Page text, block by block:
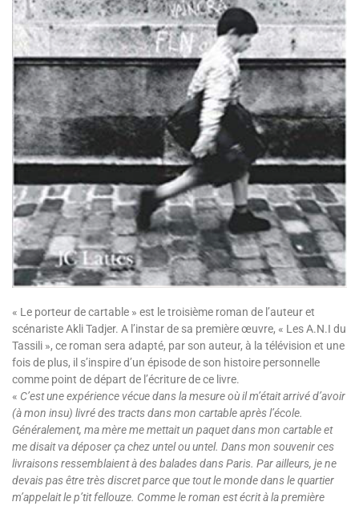
« Le porteur de cartable » est le troisième roman de l’auteur et
scénariste Akli Tadjer. A l’instar de sa première œuvre, « Les A.N.I du
Tassili », ce roman sera adapté, par son auteur, à la télévision et une
fois de plus, il s’inspire d’un épisode de son histoire personnelle
comme point de départ de l’écriture de ce livre.
« C’est une expérience vécue dans la mesure où il m’était arrivé d’avoir
(à mon insu) livré des tracts dans mon cartable après l’école.
Généralement, ma mère me mettait un paquet dans mon cartable et
me disait va déposer ça chez untel ou untel. Dans mon souvenir ces
livraisons ressemblaient à des balades dans Paris. Par ailleurs, je ne
devais pas être très discret parce que tout le monde dans le quartier
m’appelait le p’tit fellouze. Comme le roman est écrit à la première